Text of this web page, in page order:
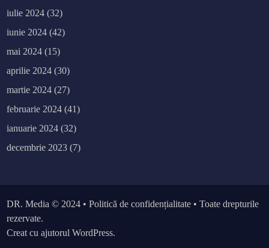
iulie 2024 (32)
iunie 2024 (42)
mai 2024 (15)
aprilie 2024 (30)
martie 2024 (27)
februarie 2024 (41)
ianuarie 2024 (32)
decembrie 2023 (7)
DR. Media © 2024 •Politică de confidențialitate • Toate drepturile
rezervate.
Creat cu ajutorul WordPress.